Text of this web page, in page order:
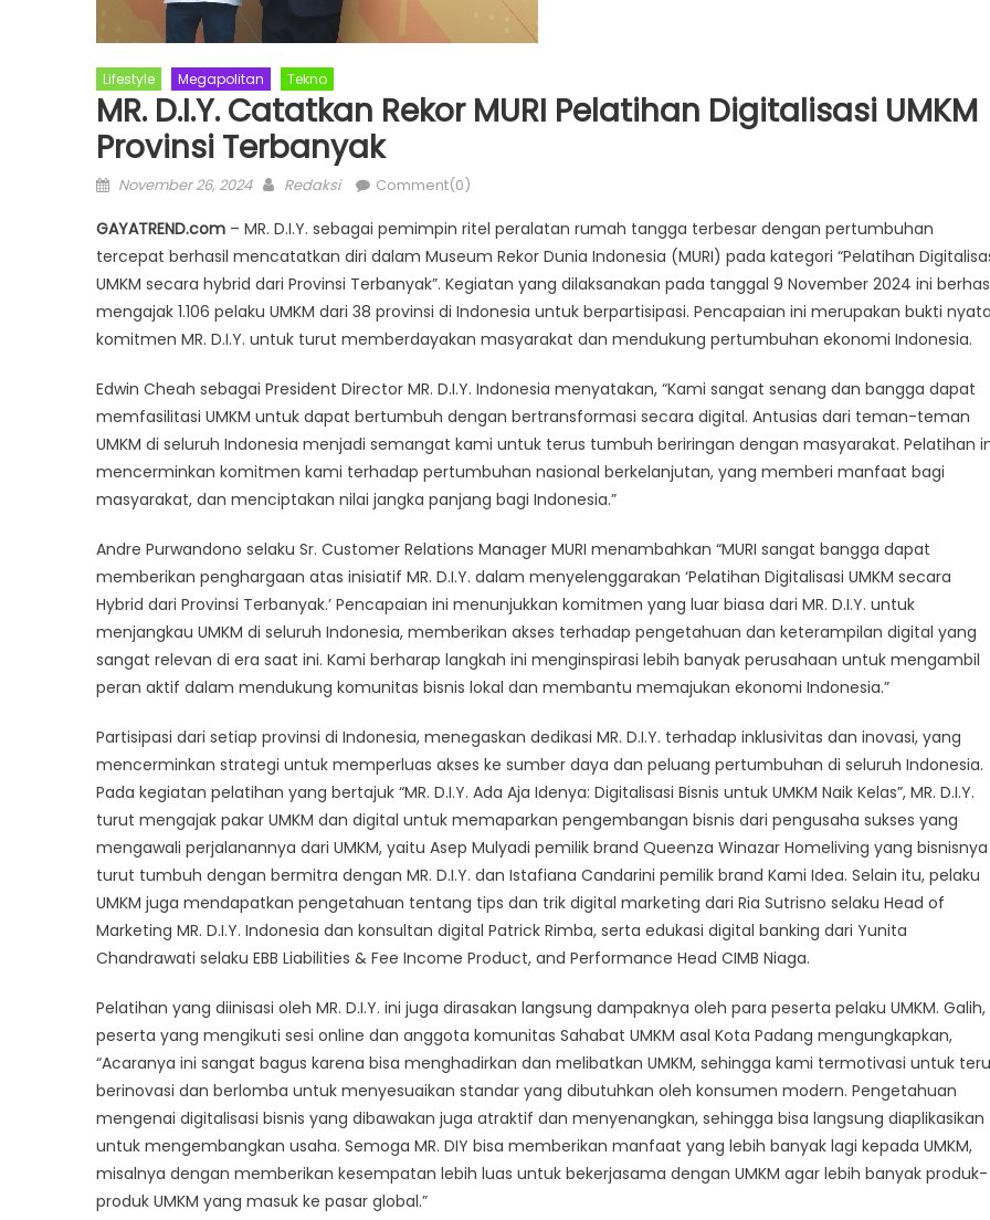
Lifestyle Megapolitan Tekno
MR. D.I.Y. Catatkan Rekor MURI Pelatihan Digitalisasi UMKM
Provinsi Terbanyak
Posted
November 26, 2024 Author
Redaksi Comment(0)
GAYATREND.com – MR. D.I.Y. sebagai pemimpin ritel peralatan rumah tangga terbesar dengan pertumbuhan
tercepat berhasil mencatatkan diri dalam Museum Rekor Dunia Indonesia (MURI) pada kategori “Pelatihan
UMKM secara hybrid dari Provinsi Terbanyak”. Kegiatan yang dilaksanakan pada tanggal 9 November 2024 ini
mengajak 1.106 pelaku UMKM dari 38 provinsi di Indonesia untuk berpartisipasi. Pencapaian ini merupakan bukti
komitmen MR. D.I.Y. untuk turut memberdayakan masyarakat dan mendukung pertumbuhan ekonomi Indonesia.
Edwin Cheah sebagai President Director MR. D.I.Y. Indonesia menyatakan, “Kami sangat senang dan bangga dapat
memfasilitasi UMKM untuk dapat bertumbuh dengan bertransformasi secara digital. Antusias dari teman-teman
UMKM di seluruh Indonesia menjadi semangat kami untuk terus tumbuh beriringan dengan masyarakat. Pelatihan
mencerminkan komitmen kami terhadap pertumbuhan nasional berkelanjutan, yang memberi manfaat bagi
masyarakat, dan menciptakan nilai jangka panjang bagi Indonesia.”
Andre Purwandono selaku Sr. Customer Relations Manager MURI menambahkan “MURI sangat bangga dapat
memberikan penghargaan atas inisiatif MR. D.I.Y. dalam menyelenggarakan ‘Pelatihan Digitalisasi UMKM secara
Hybrid dari Provinsi Terbanyak.’ Pencapaian ini menunjukkan komitmen yang luar biasa dari MR. D.I.Y. untuk
menjangkau UMKM di seluruh Indonesia, memberikan akses terhadap pengetahuan dan keterampilan digital yang
sangat relevan di era saat ini. Kami berharap langkah ini menginspirasi lebih banyak perusahaan untuk mengambil
peran aktif dalam mendukung komunitas bisnis lokal dan membantu memajukan ekonomi Indonesia.”
Partisipasi dari setiap provinsi di Indonesia, menegaskan dedikasi MR. D.I.Y. terhadap inklusivitas dan inovasi, yang
mencerminkan strategi untuk memperluas akses ke sumber daya dan peluang pertumbuhan di seluruh Indonesia.
Pada kegiatan pelatihan yang bertajuk “MR. D.I.Y. Ada Aja Idenya: Digitalisasi Bisnis untuk UMKM Naik Kelas”, MR. D.I.Y.
turut mengajak pakar UMKM dan digital untuk memaparkan pengembangan bisnis dari pengusaha sukses yang
mengawali perjalanannya dari UMKM, yaitu Asep Mulyadi pemilik brand Queenza Winazar Homeliving yang bisnisnya
turut tumbuh dengan bermitra dengan MR. D.I.Y. dan Istafiana Candarini pemilik brand Kami Idea. Selain itu, pelaku
UMKM juga mendapatkan pengetahuan tentang tips dan trik digital marketing dari Ria Sutrisno selaku Head of
Marketing MR. D.I.Y. Indonesia dan konsultan digital Patrick Rimba, serta edukasi digital banking dari Yunita
Chandrawati selaku EBB Liabilities & Fee Income Product, and Performance Head CIMB Niaga.
Pelatihan yang diinisasi oleh MR. D.I.Y. ini juga dirasakan langsung dampaknya oleh para peserta pelaku UMKM. Galih,
peserta yang mengikuti sesi online dan anggota komunitas Sahabat UMKM asal Kota Padang mengungkapkan,
“Acaranya ini sangat bagus karena bisa menghadirkan dan melibatkan UMKM, sehingga kami termotivasi untuk
berinovasi dan berlomba untuk menyesuaikan standar yang dibutuhkan oleh konsumen modern. Pengetahuan
mengenai digitalisasi bisnis yang dibawakan juga atraktif dan menyenangkan, sehingga bisa langsung diaplikasikan
untuk mengembangkan usaha. Semoga MR. DIY bisa memberikan manfaat yang lebih banyak lagi kepada UMKM,
misalnya dengan memberikan kesempatan lebih luas untuk bekerjasama dengan UMKM agar lebih banyak produk-
produk UMKM yang masuk ke pasar global.”